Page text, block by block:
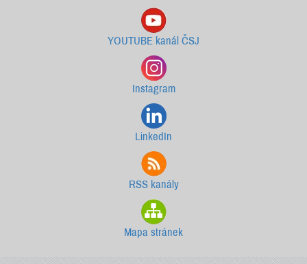
YOUTUBE kanál ČSJ
Instagram
LinkedIn
RSS kanály
Mapa stránek